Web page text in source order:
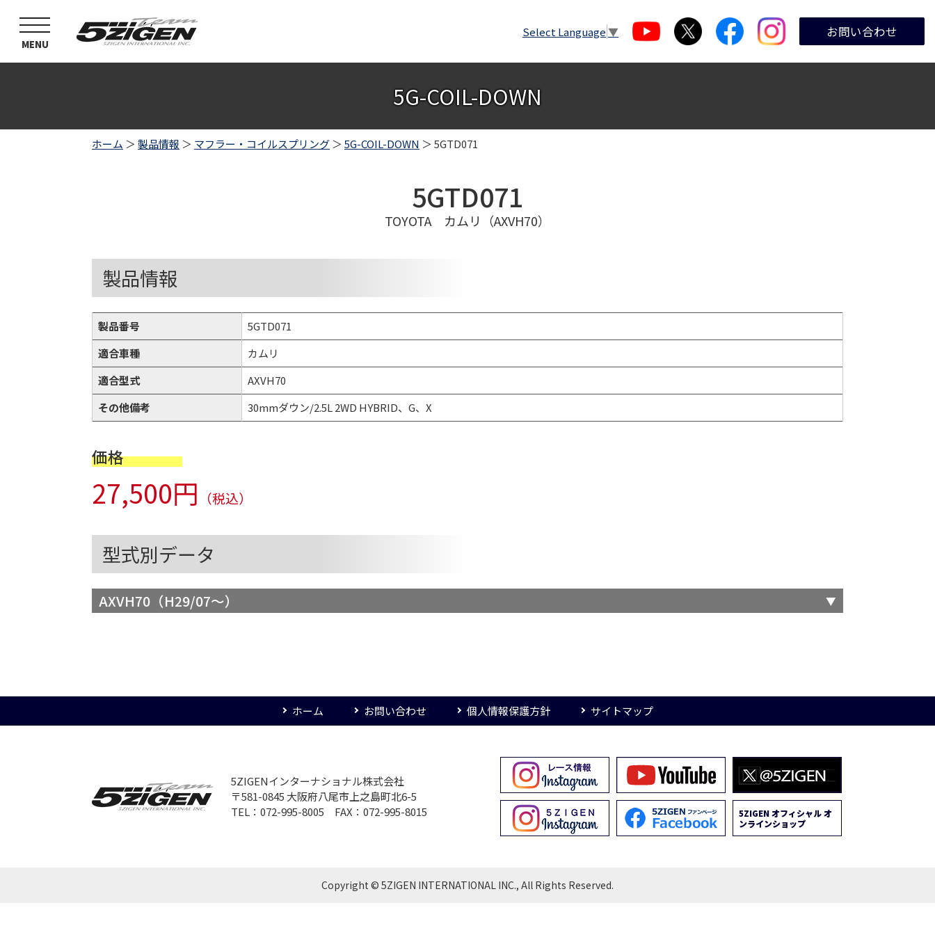
toggle
navigation
MENU
Select Language ▼ お問い合わせ
5G-COIL-DOWN
ホーム ＞製品情報 ＞ マフラー・コイルスプリング ＞5G-COIL-DOWN ＞ 5GTD071
5GTD071
TOYOTA カムリ（AXVH70）
製品情報
製品番号
5GTD071
適合車種
カムリ
適合型式
AXVH70
その他備考
30mmダウン/2.5L 2WD HYBRID、G、X
価格
27,500円 （税込）
型式別データ
AXVH70（H29/07～）
ホーム お問い合わせ 個人情報保護方針 サイトマップ
5ZIGENインターナショナル株式会社
〒581-0845 大阪府八尾市上之島町北6-5
TEL：072-995-8005 FAX：072-995-8015
5ZIGEN オフィシャル オ
ンラインショップ
Copyright © 5ZIGEN INTERNATIONAL INC., All Rights Reserved.